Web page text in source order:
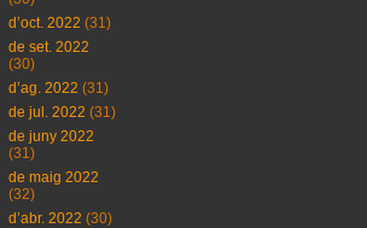
d’oct. 2022 (31)
de set. 2022
(30)
d’ag. 2022 (31)
de jul. 2022 (31)
de juny 2022
(31)
de maig 2022
(32)
d’abr. 2022 (30)